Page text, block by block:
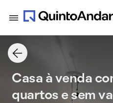
Casa à venda
quartos e sem